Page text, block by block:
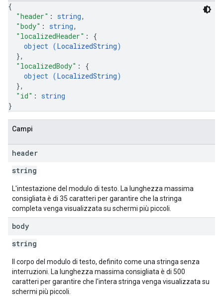
{
"header" : string,
"body" : string,
"localizedHeader" : {
object (LocalizedString)
},
"localizedBody" : {
object (LocalizedString)
},
"id" : string
}
Campi
header
string
L'intestazione del modulo di testo. La lunghezza massima
consigliata è di 35 caratteri per garantire che la stringa
completa venga visualizzata su schermi più piccoli.
body
string
Il corpo del modulo di testo, definito come una stringa senza
interruzioni. La lunghezza massima consigliata è di 500
caratteri per garantire che l'intera stringa venga visualizzata su
schermi più piccoli.